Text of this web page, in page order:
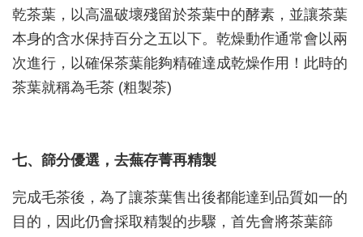
乾茶葉，以高溫破壞殘留於茶葉中的酵素，並讓茶葉
本身的含水保持百分之五以下。乾燥動作通常會以兩
次進行，以確保茶葉能夠精確達成乾燥作用！此時的
茶葉就稱為毛茶 (粗製茶)
七、篩分優選，去蕪存菁再精製
完成毛茶後，為了讓茶葉售出後都能達到品質如一的
目的，因此仍會採取精製的步驟，首先會將茶葉篩